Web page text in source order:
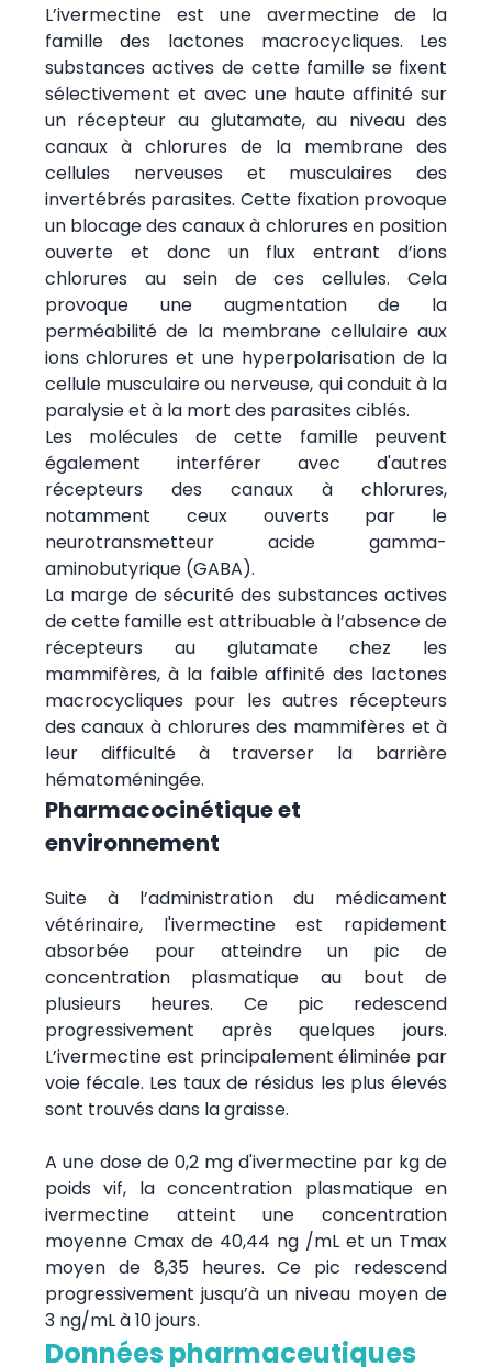
L’ivermectine est une avermectine de la
famille des lactones macrocycliques. Les
substances actives de cette famille se fixent
sélectivement et avec une haute affinité sur
un récepteur au glutamate, au niveau des
canaux à chlorures de la membrane des
cellules nerveuses et musculaires des
invertébrés parasites. Cette fixation provoque
un blocage des canaux à chlorures en position
ouverte et donc un flux entrant d’ions
chlorures au sein de ces cellules. Cela
provoque une augmentation de la
perméabilité de la membrane cellulaire aux
ions chlorures et une hyperpolarisation de la
cellule musculaire ou nerveuse, qui conduit à la
paralysie et à la mort des parasites ciblés.
Les molécules de cette famille peuvent
également interférer avec d'autres
récepteurs des canaux à chlorures,
notamment ceux ouverts par le
neurotransmetteur acide gamma-
aminobutyrique (GABA).
La marge de sécurité des substances actives
de cette famille est attribuable à l’absence de
récepteurs au glutamate chez les
mammifères, à la faible affinité des lactones
macrocycliques pour les autres récepteurs
des canaux à chlorures des mammifères et à
leur difficulté à traverser la barrière
hématoméningée.
Pharmacocinétique et
environnement
Suite à l’administration du médicament
vétérinaire, l'ivermectine est rapidement
absorbée pour atteindre un pic de
concentration plasmatique au bout de
plusieurs heures. Ce pic redescend
progressivement après quelques jours.
L’ivermectine est principalement éliminée par
voie fécale. Les taux de résidus les plus élevés
sont trouvés dans la graisse.
A une dose de 0,2 mg d'ivermectine par kg de
poids vif, la concentration plasmatique en
ivermectine atteint une concentration
moyenne Cmax de 40,44 ng /mL et un Tmax
moyen de 8,35 heures. Ce pic redescend
progressivement jusqu’à un niveau moyen de
3 ng/mL à 10 jours.
Données pharmaceutiques